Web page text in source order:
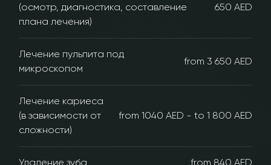
(осмотр, диагностика, составление
плана лечения)
650 AED
Лечение пульпита под
микроскопом
from 3 650 AED
Лечение кариеса
(в зависимости от
сложности)
from 1040 AED - to 1 800 AED
Удаление зуба from 840 AED